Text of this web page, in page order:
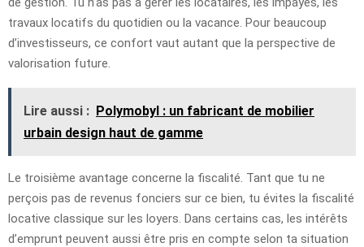
travaux locatifs du quotidien ou la vacance. Pour beaucoup
d’investisseurs, ce confort vaut autant que la perspective de
valorisation future.
Lire aussi : Polymobyl : un fabricant de mobilier
urbain design haut de gamme
Le troisième avantage concerne la fiscalité. Tant que tu ne
perçois pas de revenus fonciers sur ce bien, tu évites la fiscalité
locative classique sur les loyers. Dans certains cas, les intérêts
d’emprunt peuvent aussi être pris en compte selon ta situation